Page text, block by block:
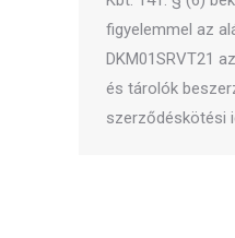
figyelemmel az
DKM01SRVT21
és tárolók
szerződéskötési